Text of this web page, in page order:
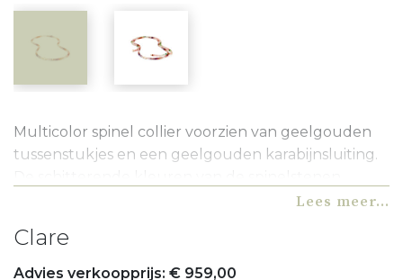
Multicolor spinel collier voorzien van geelgouden
tussenstukjes en een geelgouden karabijnsluiting.
zorgen voor een levendige en elegante uitstraling.
vormt ook een harmonieuze combinatie met de
bijpassende armband.
Lees meer...
Clare
Advies verkoopprijs: € 959,00